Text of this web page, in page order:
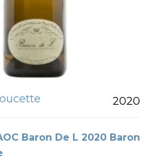
2020
Baron De L 2020 Baron